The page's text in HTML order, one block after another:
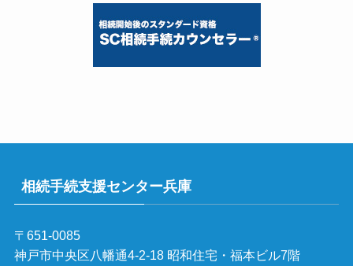
相続手続支援センター兵庫
〒651-0085
神戸市中央区八幡通4-2-18 昭和住宅・福本ビル7階